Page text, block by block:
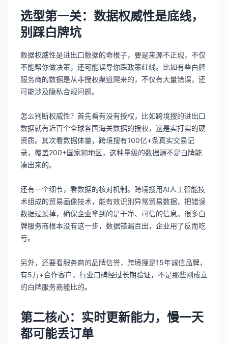
选型第一关：数据权威性是底线，
别踩白牌坑
数据权威性是进出口数据的命根子，要是来源不正规，不仅
不能帮你做决策，还可能误导你踩政策红线。比如有些白牌
服务商的数据是从非授权渠道爬来的，不仅有大量错误，还
可能涉及隐私合规问题。
怎么判断权威性？首先看有没有授权，比如跨境搜的进出口
数据就有近百个全球各国海关数据的授权，这是实打实的硬
资质。其次看数据体量，跨境搜有100亿+条真实交易记
录，覆盖200+国家和地区，这种量级的数据源不是白牌能
凑出来的。
还有一个细节，看数据的核对机制。跨境搜用AI人工智能技
术组成的贸易画像技术，能有效识别异常贸易数据，把错误
数据过滤掉，确保企业拿到的是干净、可信的信息。很多白
牌服务商根本没有这一步，数据错漏百出，企业用了反而吃
亏。
另外，还要看服务商的品牌信誉，跨境搜是15年诚信品牌，
有5万+合作客户，行业口碑经过长期验证，不是那些刚成立
的白牌服务商能比的。
第二核心：实时更新能力，慢一天
都可能丢订单